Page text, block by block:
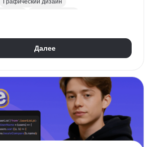
Графический дизайн
хобби
Поступить в колледж
Далее